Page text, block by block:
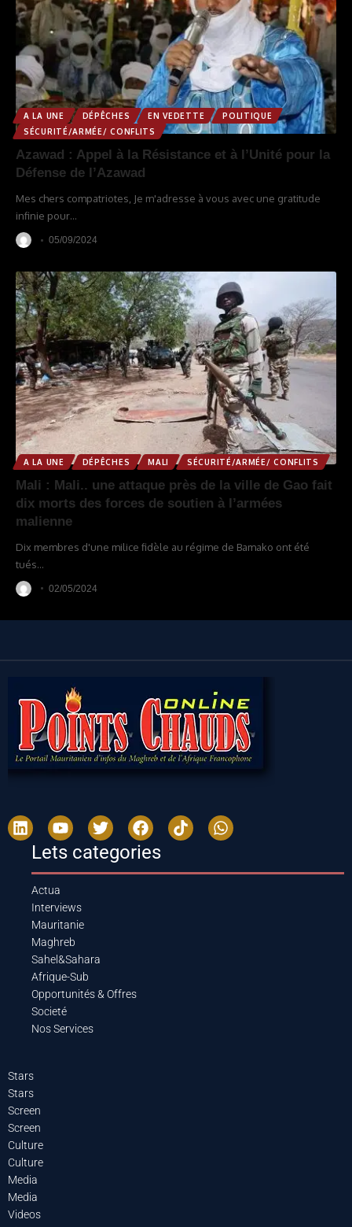
A LA UNE DÉPÊCHES EN VEDETTE
POLITIQUE
SÉCURITÉ/ARMÉE/ CONFLITS
Azawad : Appel à la Résistance et à l’Unité pour la
Défense de l’Azawad
Mes chers compatriotes, Je m'adresse à vous avec une gratitude
infinie pour…
05/09/2024
A LA UNE DÉPÊCHES MALI SÉCURITÉ/ARMÉE/ CONFLITS
Mali : Mali.. une attaque près de la ville de Gao fait
dix morts des forces de soutien à l’armées
malienne
Dix membres d'une milice fidèle au régime de Bamako ont été
tués…
02/05/2024
Lets categories
Actua
Interviews
Mauritanie
Maghreb
Sahel&Sahara
Afrique-Sub
Opportunités & Offres
Societé
Nos Services
Stars
Stars
Screen
Screen
Culture
Culture
Media
Media
Videos